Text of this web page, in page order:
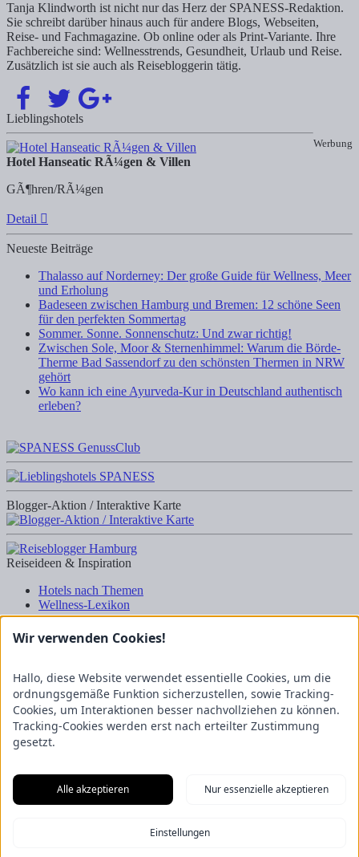
Tanja Klindworth ist nicht nur das Herz der SPANESS-Redaktion.
Sie schreibt darüber hinaus auch für andere Blogs, Webseiten,
Reise- und Fachmagazine. Ob online oder als Print-Variante. Ihre
Fachbereiche sind: Wellnesstrends, Gesundheit, Urlaub und Reise.
Zusätzlich ist sie auch als Reisebloggerin tätig.
Werbung
Lieblingshotels
Hotel Hanseatic RÃ¼gen & Villen
GÃ¶hren/RÃ¼gen
Detail
Neueste Beiträge
Thalasso auf Norderney: Der große Guide für Wellness, Meer
und Erholung
Badeseen zwischen Hamburg und Bremen: 12 schöne Seen
für den perfekten Sommertag
Sommer. Sonne. Sonnenschutz: Und zwar richtig!
Zwischen Sole, Moor & Sternenhimmel: Warum die Börde-
Therme Bad Sassendorf zu den schönsten Thermen in NRW
gehört
Wo kann ich eine Ayurveda-Kur in Deutschland authentisch
erleben?
Blogger-Aktion / Interaktive Karte
Reiseideen & Inspiration
Hotels nach Themen
Wellness-Lexikon
Business-Lexikon
Urlaubsregionen in Deutschland
Kooperation & Zusammenarbeit
Kundenbereich
Presse
Über uns
Service/Partner
Blogger-Datenbank
Wir verwenden Cookies!
Hallo, diese Website verwendet essentielle Cookies, um die
ordnungsgemäße Funktion sicherzustellen, sowie Tracking-
Cookies, um Interaktionen besser nachvollziehen zu können.
Tracking-Cookies werden erst nach erteilter Zustimmung
gesetzt.
Alle akzeptieren Nur essenzielle akzeptieren
Einstellungen